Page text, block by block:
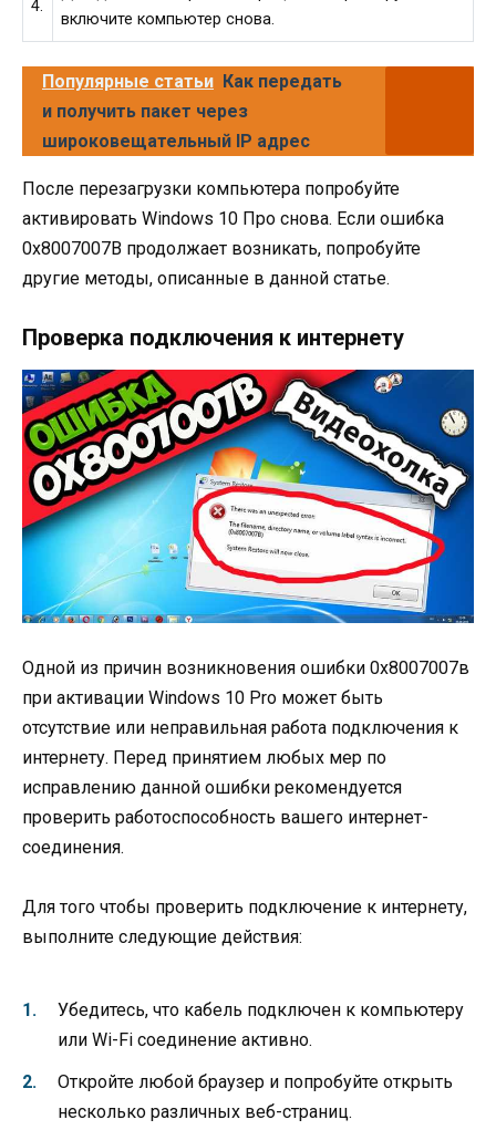
4.
включите компьютер снова.
Популярные статьи Как передать
и получить пакет через
широковещательный IP адрес
После перезагрузки компьютера попробуйте
активировать Windows 10 Про снова. Если ошибка
0х8007007В продолжает возникать, попробуйте
другие методы, описанные в данной статье.
Проверка подключения к интернету
Одной из причин возникновения ошибки 0х8007007в
при активации Windows 10 Pro может быть
отсутствие или неправильная работа подключения к
интернету. Перед принятием любых мер по
исправлению данной ошибки рекомендуется
проверить работоспособность вашего интернет-
соединения.
Для того чтобы проверить подключение к интернету,
выполните следующие действия:
Убедитесь, что кабель подключен к компьютеру
или Wi-Fi соединение активно.
Откройте любой браузер и попробуйте открыть
несколько различных веб-страниц.